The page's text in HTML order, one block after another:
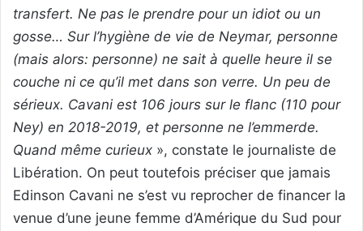
transfert. Ne pas le prendre pour un idiot ou un
gosse… Sur l’hygiène de vie de Neymar, personne
(mais alors: personne) ne sait à quelle heure il se
couche ni ce qu’il met dans son verre. Un peu de
sérieux. Cavani est 106 jours sur le flanc (110 pour
Ney) en 2018-2019, et personne ne l’emmerde.
Quand même curieux », constate le journaliste de
Libération. On peut toutefois préciser que jamais
Edinson Cavani ne s’est vu reprocher de financer la
venue d’une jeune femme d’Amérique du Sud pour